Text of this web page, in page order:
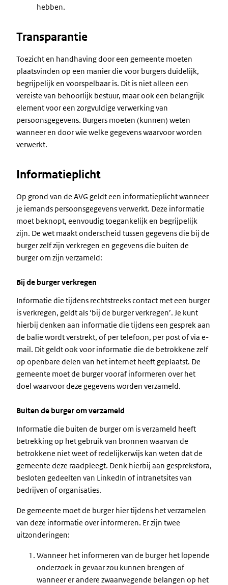
hebben.
Transparantie
Toezicht en handhaving door een gemeente moeten
plaatsvinden op een manier die voor burgers duidelijk,
begrijpelijk en voorspelbaar is. Dit is niet alleen een
vereiste van behoorlijk bestuur, maar ook een belangrijk
element voor een zorgvuldige verwerking van
persoonsgegevens. Burgers moeten (kunnen) weten
wanneer en door wie welke gegevens waarvoor worden
verwerkt.
Informatieplicht
Op grond van de AVG geldt een informatieplicht wanneer
je iemands persoonsgegevens verwerkt. Deze informatie
moet beknopt, eenvoudig toegankelijk en begrijpelijk
zijn. De wet maakt onderscheid tussen gegevens die bij de
burger zelf zijn verkregen en gegevens die buiten de
burger om zijn verzameld:
Bij de burger verkregen
Informatie die tijdens rechtstreeks contact met een burger
is verkregen, geldt als ‘bij de burger verkregen’. Je kunt
hierbij denken aan informatie die tijdens een gesprek aan
de balie wordt verstrekt, of per telefoon, per post of via e-
mail. Dit geldt ook voor informatie die de betrokkene zelf
op openbare delen van het internet heeft geplaatst. De
gemeente moet de burger vooraf informeren over het
doel waarvoor deze gegevens worden verzameld.
Buiten de burger om verzameld
Informatie die buiten de burger om is verzameld heeft
betrekking op het gebruik van bronnen waarvan de
betrokkene niet weet of redelijkerwijs kan weten dat de
gemeente deze raadpleegt. Denk hierbij aan gespreksfora,
besloten gedeelten van LinkedIn of intranetsites van
bedrijven of organisaties.
De gemeente moet de burger hier tijdens het verzamelen
van deze informatie over informeren. Er zijn twee
uitzonderingen:
Wanneer het informeren van de burger het lopende
onderzoek in gevaar zou kunnen brengen of
wanneer er andere zwaarwegende belangen op het